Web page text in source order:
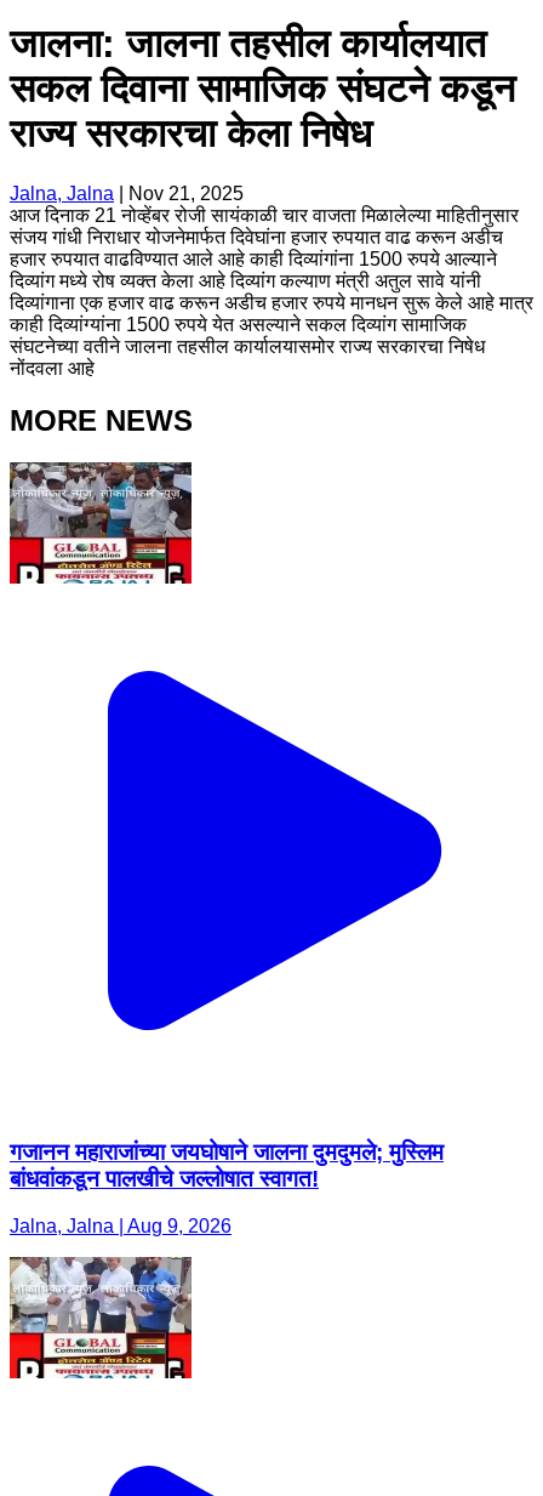
जालना: जालना तहसील कार्यालयात
सकल दिवाना सामाजिक संघटने कडून
राज्य सरकारचा केला निषेध
Jalna, Jalna
Nov 21, 2025
आज दिनाक 21 नोव्हेंबर रोजी सायंकाळी चार वाजता मिळालेल्या माहितीनुसार
संजय गांधी निराधार योजनेमार्फत दिवेघांना हजार रुपयात वाढ करून अडीच
हजार रुपयात वाढविण्यात आले आहे काही दिव्यांगांना 1500 रुपये आल्याने
दिव्यांग मध्ये रोष व्यक्त केला आहे दिव्यांग कल्याण मंत्री अतुल सावे यांनी
दिव्यांगाना एक हजार वाढ करून अडीच हजार रुपये मानधन सुरू केले आहे मात्र
काही दिव्यांग्यांना 1500 रुपये येत असल्याने सकल दिव्यांग सामाजिक
संघटनेच्या वतीने जालना तहसील कार्यालयासमोर राज्य सरकारचा निषेध
नोंदवला आहे
MORE NEWS
गजानन महाराजांच्या जयघोषाने जालना दुमदुमले; मुस्लिम
बांधवांकडून पालखीचे जल्लोषात स्वागत!
Jalna, Jalna | Aug 9, 2026